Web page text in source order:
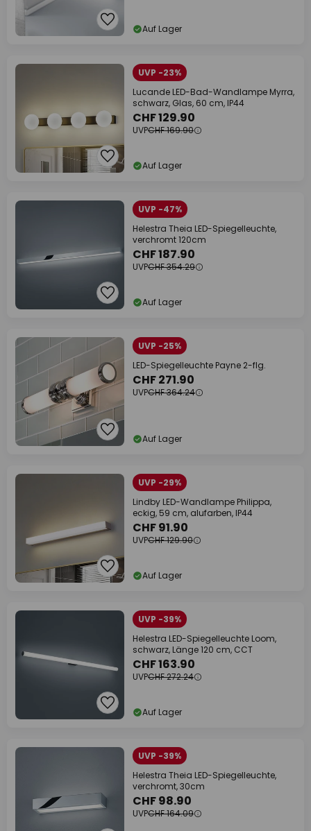
Auf Lager
UVP -23%
Lucande LED-Bad-Wandlampe Myrra,
schwarz, Glas, 60 cm, IP44
CHF 129.90
UVPCHF 169.90
Auf Lager
UVP -47%
Helestra Theia LED-Spiegelleuchte,
verchromt 120cm
CHF 187.90
UVPCHF 354.29
Auf Lager
UVP -25%
LED-Spiegelleuchte Payne 2-flg.
CHF 271.90
UVPCHF 364.24
Auf Lager
UVP -29%
Lindby LED-Wandlampe Philippa,
eckig, 59 cm, alufarben, IP44
CHF 91.90
UVPCHF 129.90
Auf Lager
UVP -39%
Helestra LED-Spiegelleuchte Loom,
schwarz, Länge 120 cm, CCT
CHF 163.90
UVPCHF 272.24
Auf Lager
UVP -39%
Helestra Theia LED-Spiegelleuchte,
verchromt, 30cm
CHF 98.90
UVPCHF 164.09